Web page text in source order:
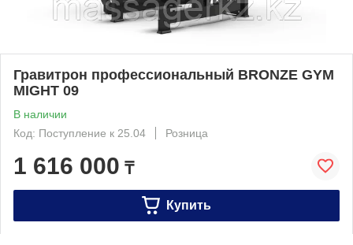
Гравитрон профессиональный BRONZE GYM
MIGHT 09
В наличии
Код: Поступление к 25.04
Розница
1 616 000 ₸
Купить